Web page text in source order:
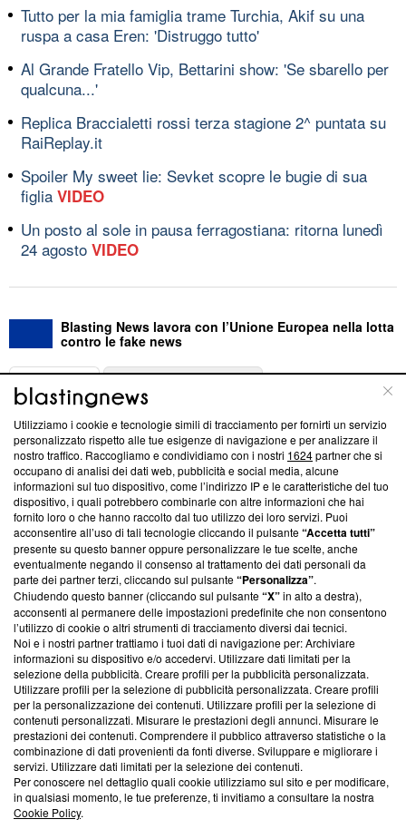
Tutto per la mia famiglia trame Turchia, Akif su una
ruspa a casa Eren: 'Distruggo tutto'
Al Grande Fratello Vip, Bettarini show: 'Se sbarello per
qualcuna...'
Replica Braccialetti rossi terza stagione 2^ puntata su
RaiReplay.it
Spoiler My sweet lie: Sevket scopre le bugie di sua
figlia VIDEO
Un posto al sole in pausa ferragostiana: ritorna lunedì
24 agosto VIDEO
Blasting News lavora con l’Unione Europea nella lotta
contro le fake news
ABOUT
Questa sezione offre informazioni trasparenti su Blasting
News, sui nostri processi editoriali e su come ci impegniamo a
creare news di qualità. Inoltre, afferma la nostra aderenza a
‘Trust Project - News with Integrity’Blasting News non è
ancora membro del programma, ma ha richiesto di farne
parte; Trust Project non ha ancora effettuato una verifica di
conformità agli standard.
Su di noi
Team editoriale
Corporate
Redazione
Informativa Privacy
Cookie Policy
Blasting SA, IDI CHE-247.845.224, Via Carlo Frasca, 3 - 6900
Lugano (Svizzera) Tel:+39 0690258937
© 2026 Blasting News
Utilizziamo i cookie e tecnologie simili di tracciamento per fornirti un servizio
personalizzato rispetto alle tue esigenze di navigazione e per analizzare il
nostro traffico. Raccogliamo e condividiamo con i nostri 1624partner che si
occupano di analisi dei dati web, pubblicità e social media, alcune
informazioni sul tuo dispositivo, come l’indirizzo IP e le caratteristiche del tuo
dispositivo, i quali potrebbero combinarle con altre informazioni che hai
fornito loro o che hanno raccolto dal tuo utilizzo dei loro servizi. Puoi
acconsentire all’uso di tali tecnologie cliccando il pulsante“Accetta tutti”
presente su questo banner oppure personalizzare le tue scelte, anche
eventualmente negando il consenso al trattamento dei dati personali da
parte dei partner terzi, cliccando sul pulsante“Personalizza”.
Chiudendo questo banner (cliccando sul pulsante“X”in alto a destra),
acconsenti al permanere delle impostazioni predefinite che non consentono
l’utilizzo di cookie o altri strumenti di tracciamento diversi dai tecnici.
Noi e i nostri partner trattiamo i tuoi dati di navigazione per: Archiviare
informazioni su dispositivo e/o accedervi. Utilizzare dati limitati per la
selezione della pubblicità. Creare profili per la pubblicità personalizzata.
Utilizzare profili per la selezione di pubblicità personalizzata. Creare profili
per la personalizzazione dei contenuti. Utilizzare profili per la selezione di
contenuti personalizzati. Misurare le prestazioni degli annunci. Misurare le
prestazioni dei contenuti. Comprendere il pubblico attraverso statistiche o la
combinazione di dati provenienti da fonti diverse. Sviluppare e migliorare i
servizi. Utilizzare dati limitati per la selezione dei contenuti.
Per conoscere nel dettaglio quali cookie utilizziamo sul sito e per modificare,
in qualsiasi momento, le tue preferenze, ti invitiamo a consultare la nostra
Cookie Policy.